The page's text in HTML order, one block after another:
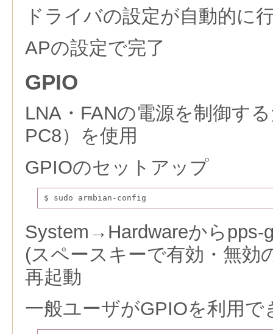
ドライバの設定が自動的に
APの設定で完了
GPIO
LNA・FANの電源を制御す
PC8）を使用
GPIOのセットアップ
$ sudo armbian-config
System→Hardwareからpps-
(スペースキーで有効・無効
再起動
一般ユーザがGPIOを利用